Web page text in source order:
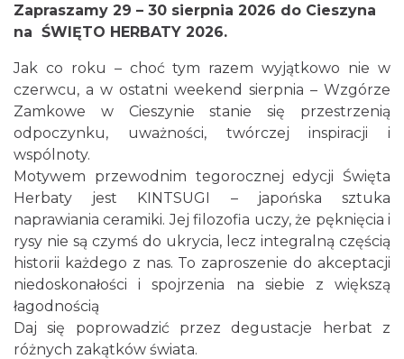
Cieszyn
0.00 km
Cieszyn
2026-09-06
0.00 km
Zapraszamy 29 – 30 sierpnia 2026 do Cieszyna
na ŚWIĘTO HERBATY 2026.
Jak co roku – choć tym razem wyjątkowo nie w
czerwcu, a w ostatni weekend sierpnia – Wzgórze
Zamkowe w Cieszynie stanie się przestrzenią
odpoczynku, uważności, twórczej inspiracji i
wspólnoty.
Motywem przewodnim tegorocznej edycji Święta
Herbaty jest KINTSUGI – japońska sztuka
naprawiania ceramiki. Jej filozofia uczy, że pęknięcia i
rysy nie są czymś do ukrycia, lecz integralną częścią
historii każdego z nas. To zaproszenie do akceptacji
niedoskonałości i spojrzenia na siebie z większą
łagodnością
Daj się poprowadzić przez degustacje herbat z
różnych zakątków świata.